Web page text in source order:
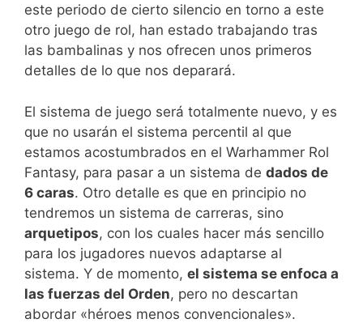
este periodo de cierto silencio en torno a este
otro juego de rol, han estado trabajando tras
las bambalinas y nos ofrecen unos primeros
detalles de lo que nos deparará.
El sistema de juego será totalmente nuevo, y es
que no usarán el sistema percentil al que
estamos acostumbrados en el Warhammer Rol
Fantasy, para pasar a un sistema de dados de
6 caras. Otro detalle es que en principio no
tendremos un sistema de carreras, sino
arquetipos, con los cuales hacer más sencillo
para los jugadores nuevos adaptarse al
sistema. Y de momento, el sistema se enfoca a
las fuerzas del Orden, pero no descartan
abordar «héroes menos convencionales».